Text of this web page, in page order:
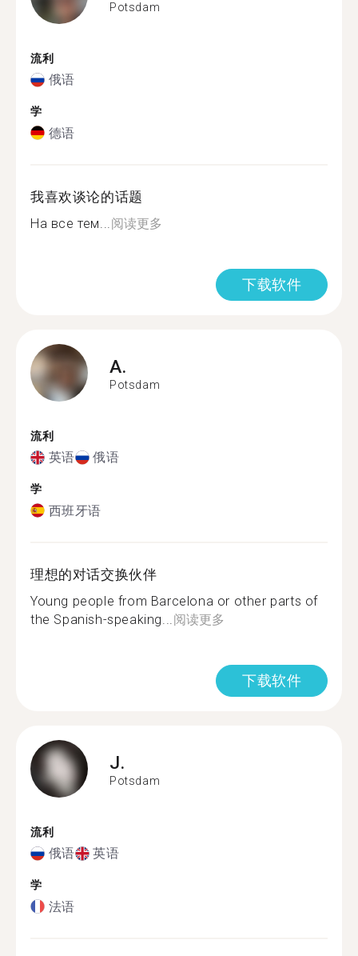
Potsdam
流利
俄语
学
德语
我喜欢谈论的话题
На все тем... 阅读更多
下载软件
A.
Potsdam
流利
英语 俄语
学
西班牙语
理想的对话交换伙伴
Young people from Barcelona or other parts of
the Spanish-speaking... 阅读更多
下载软件
J.
Potsdam
流利
俄语 英语
学
法语